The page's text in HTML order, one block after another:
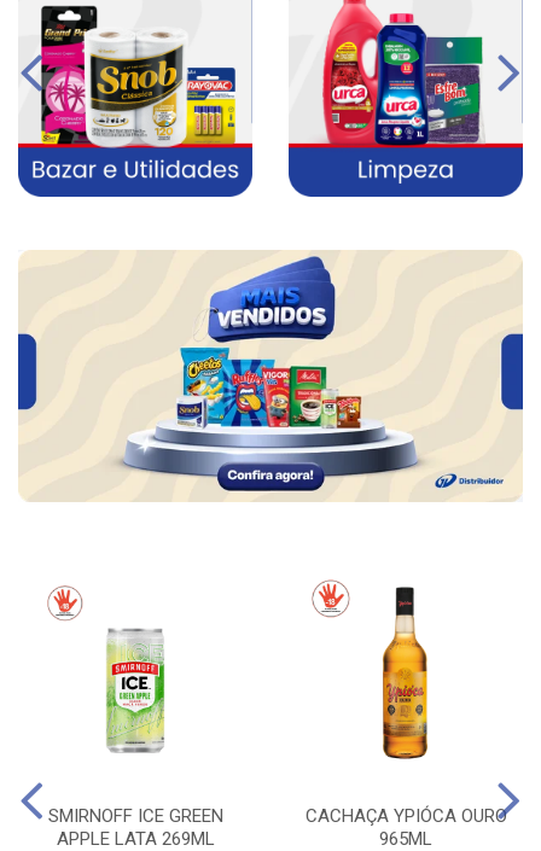
SMIRNOFF ICE GREEN
APPLE LATA 269ML
CACHAÇA YPIÓCA OURO
965ML